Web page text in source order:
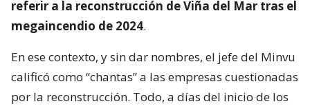
referir a la reconstrucción de Viña del Mar tras el
megaincendio de 2024.
En ese contexto, y sin dar nombres, el jefe del Minvu
calificó como “chantas” a las empresas cuestionadas
por la reconstrucción. Todo, a días del inicio de los